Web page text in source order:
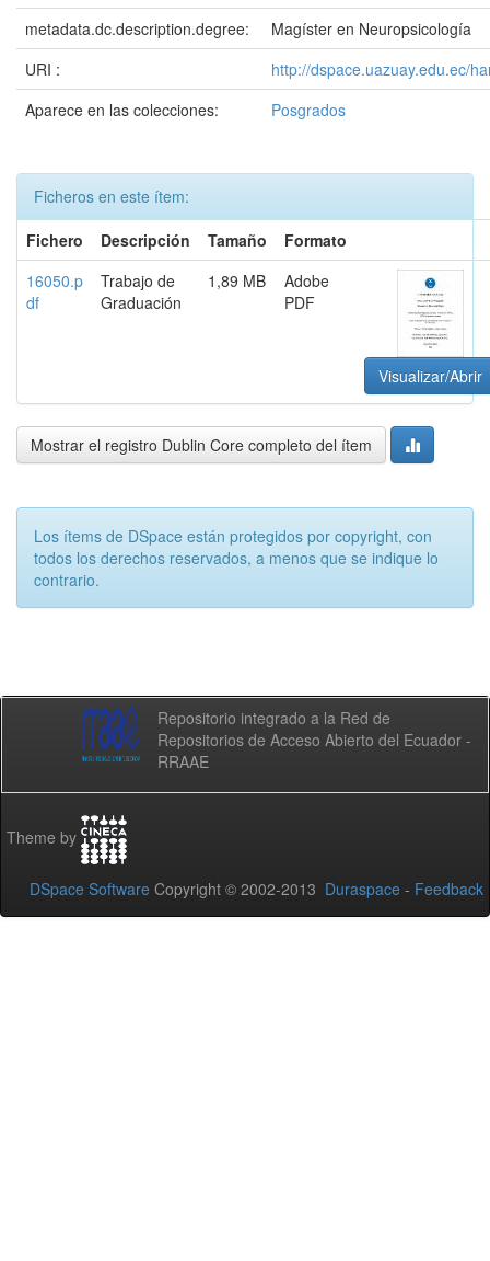
metadata.dc.description.degree:
Magíster en Neuropsicología
URI :
http://dspace.uazuay.edu.ec/
Aparece en las colecciones:
Posgrados
Ficheros en este ítem:
Fichero
Descripción Tamaño
Formato
16050.p
df
Trabajo de
Graduación
1,89 MB
Adobe
PDF
Visualizar/Abrir
Mostrar el registro Dublin Core completo del ítem
Los ítems de DSpace están protegidos por copyright, con
todos los derechos reservados, a menos que se indique lo
contrario.
Repositorio integrado a la Red de
Repositorios de Acceso Abierto del Ecuador -
RRAAE
Theme by
DSpace Software Copyright © 2002-2013 Duraspace - Feedback